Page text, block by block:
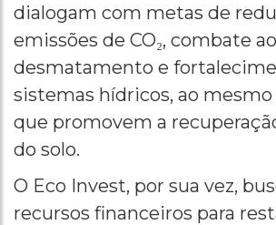
dialogam com metas de
emissões de CO₂, combate ao
desmatamento e
sistemas hídricos, ao
que promovem a
do solo.
O Eco Invest, por sua vez,
recursos financeiros para